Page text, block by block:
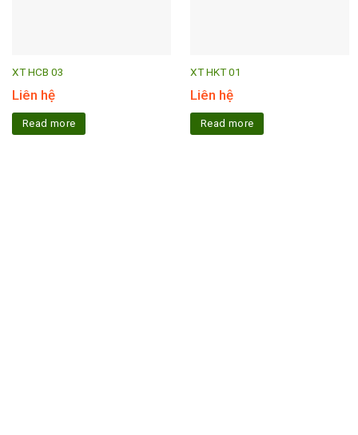
XT HCB 03
Liên hệ
Read more
XT HKT 01
Liên hệ
Read more